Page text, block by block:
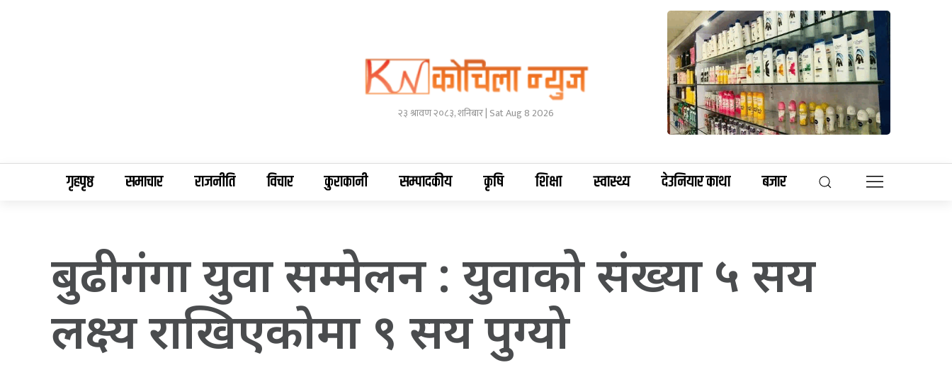
२३ श्रावण २०८३, शनिबार | Sat Aug 8 2026
गृहपृष्ठ समाचार राजनीति विचार कुराकानी सम्पादकीय कृषि शिक्षा स्वास्थ्य देउनियार काथा बजार
बुढीगंगा युवा सम्मेलन : युवाको संख्या ५ सय
लक्ष्य राखिएकाेमा ९ सय पुग्यो